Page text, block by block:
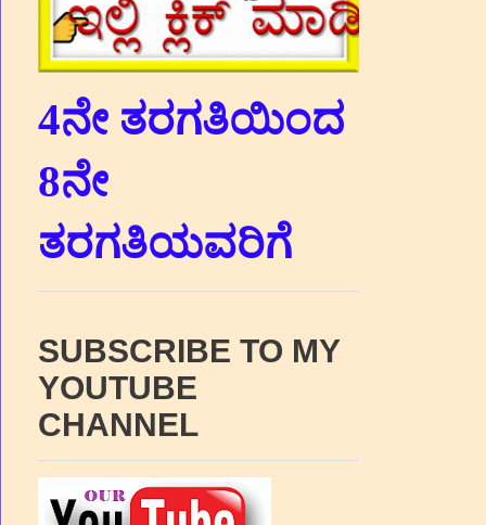
4ನೇ ತರಗತಿಯಿಂದ
8ನೇ
ತರಗತಿಯವರಿಗೆ
SUBSCRIBE TO MY
YOUTUBE
CHANNEL